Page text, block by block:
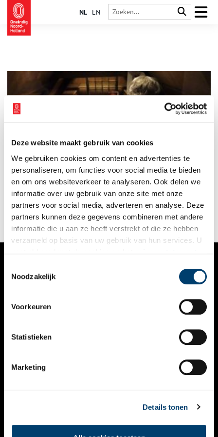
Deze website maakt gebruik van cookies
We gebruiken cookies om content en advertenties te
personaliseren, om functies voor social media te bieden
en om ons websiteverkeer te analyseren. Ook delen we
informatie over uw gebruik van onze site met onze
partners voor social media, adverteren en analyse. Deze
partners kunnen deze gegevens combineren met andere
informatie die u aan ze heeft verstrekt of die ze hebben
verzameld op basis van uw gebruik van hun services. U
Noodzakelijk
Voorkeuren
Statistieken
Marketing
Details tonen
NL EN
Dit is het land van Leeghwater. De Rijp, ooit centrum van de
haringvisserij. Van hier vertrokken walvisvaarders. Schippers
kwamen aan uit Baltische havens. De Rijp bruiste van het
leven. Met stank, stof en lawaai.
VERHALEN
KALENDER
THEMA’S
VIDEO’S
CONTACT